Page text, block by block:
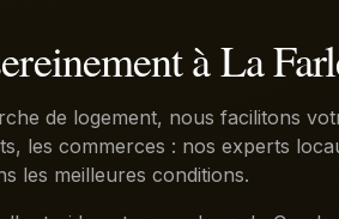
à La
de logement, nous facilitons
les commerces : nos experts
les meilleures conditions.